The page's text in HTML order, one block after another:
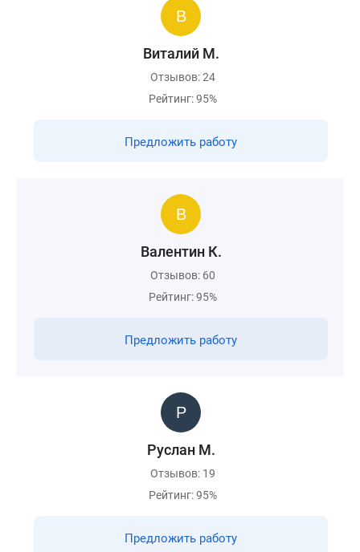
Виталий М.
Отзывов: 24
Рейтинг: 95%
Предложить работу
Валентин К.
Отзывов: 60
Рейтинг: 95%
Предложить работу
Руслан М.
Отзывов: 19
Рейтинг: 95%
Предложить работу